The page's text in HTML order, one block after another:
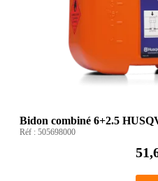
Bidon combiné 6+2.5
Réf : 505698000